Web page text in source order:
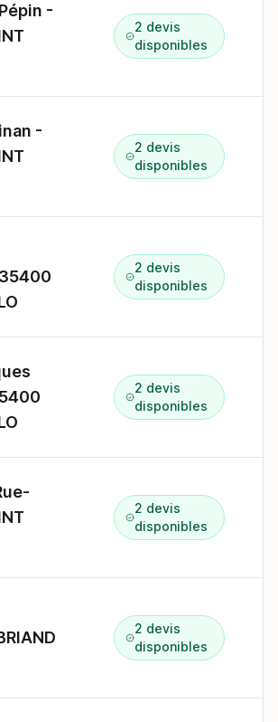
-
2 devis
disponibles
-
2 devis
disponibles
2 devis
disponibles
2 devis
disponibles
2 devis
disponibles
2 devis
disponibles